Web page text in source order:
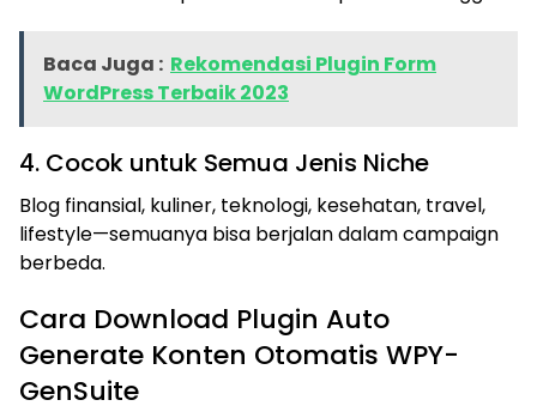
Baca Juga : Rekomendasi Plugin Form
WordPress Terbaik 2023
4. Cocok untuk Semua Jenis Niche
Blog finansial, kuliner, teknologi, kesehatan, travel,
lifestyle—semuanya bisa berjalan dalam campaign
berbeda.
Cara Download Plugin Auto
Generate Konten Otomatis WPY-
GenSuite